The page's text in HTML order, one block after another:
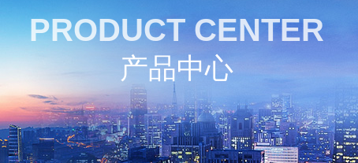
PRODUCT CENTER
产品中心